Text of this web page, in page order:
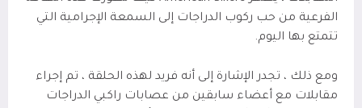
الفرعية من حب ركوب الدراجات إلى السمعة الإجرامية التي
تتمتع بها اليوم.
ومع ذلك ، تجدر الإشارة إلى أنه فريد لهذه الحلقة ، تم إجراء
مقابلات مع أعضاء سابقين من عصابات راكبي الدراجات